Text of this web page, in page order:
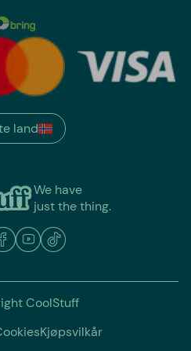
We have
just the thing.
land
CoolStuff
Kjøpsvilkår